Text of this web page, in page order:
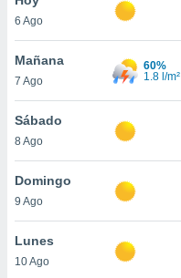
en
más
nuestra
de
6 Ago
Mañana
7 Ago
60%
1.8 l/m²
Sábado
8 Ago
Domingo
9 Ago
Lunes
10 Ago